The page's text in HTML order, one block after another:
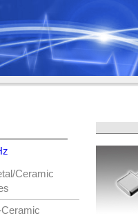
Ceramic